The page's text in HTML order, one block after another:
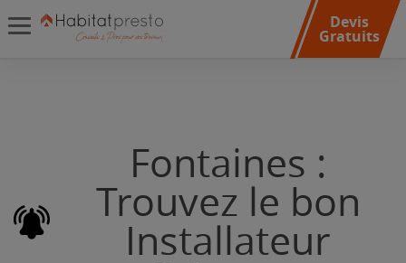
Devis
Gratuits
Fontaines :
Trouvez le bon
Installateur